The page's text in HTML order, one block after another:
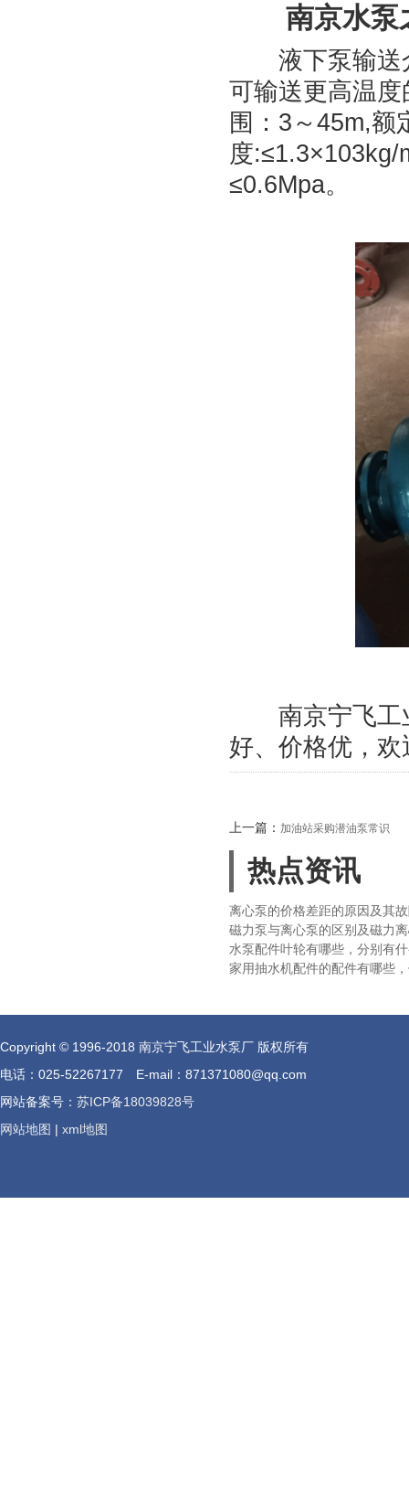
南京水泵
液下泵输送
可输送更高温
围：3～45m,额
度:≤1.3×103kg/
≤0.6Mpa。
南京宁飞工业
好、价格优，
上一篇： 加油站采购潜油泵常识
热点资讯
离心泵的价格差距的原因及其
磁力泵与离心泵的区别及磁力
水泵配件叶轮有哪些，分别有
家用抽水机配件的配件有哪些
Copyright © 1996-2018 南京宁飞工业水泵厂 版权所有
电话：025-52267177 E-mail：871371080@qq.com
网站备案号： 苏ICP备18039828号
网站地图 | xml地图